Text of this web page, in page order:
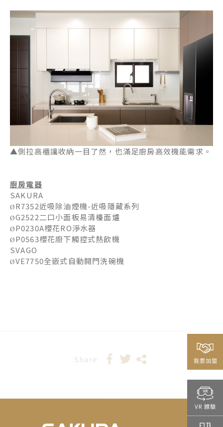
▲側拉高櫃讓收納一目了然，也滿足廚房高效機能需求。
廚房電器
SAKURA
Ø
R7352近吸除油煙機-近吸隱藏系列
Ø
G2522二口小面板易清檯面爐
Ø
P0230A櫻花RO淨水器
Ø
P0563櫻花廚下觸控式熱飲機
SVAGO
Ø
VE7750全嵌式自動開門洗碗機
Share
一心只為孩子的